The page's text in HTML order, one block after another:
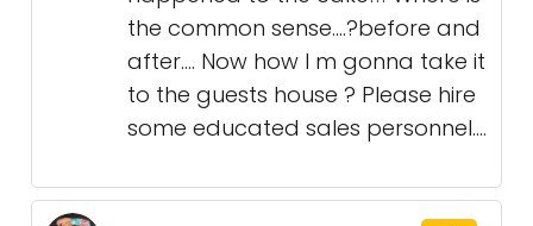
the common sense….?before and
after…. Now how I m gonna take it
to the guests house ? Please hire
some educated sales personnel….